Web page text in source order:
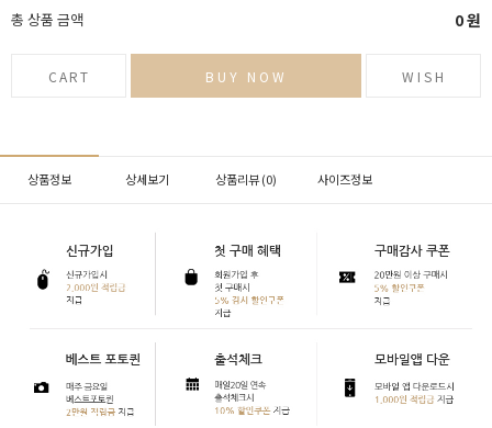
총 상품 금액 0원
CART BUY NOW WISH
상품정보 상세보기 상품리뷰 (0) 사이즈정보